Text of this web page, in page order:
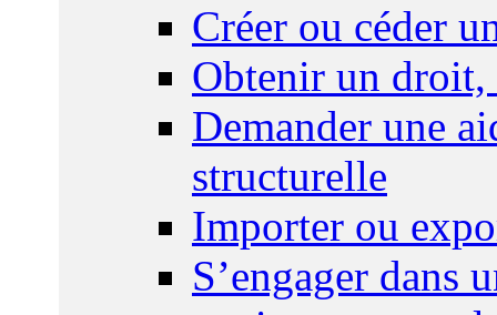
Créer ou céder
Obtenir un droit,
Demander une
structurelle
Importer ou
S’engager dans